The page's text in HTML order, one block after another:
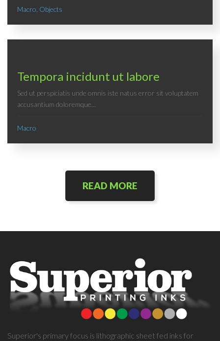
Macro, Objects
Tempora incidunt ut labore
Sed ut perspiciatis unde omnis iste natus error sit voluptatem
accusantium doloremque...
Macro
READ MORE
Superior's primary focus is lithographic sheet fed inks for